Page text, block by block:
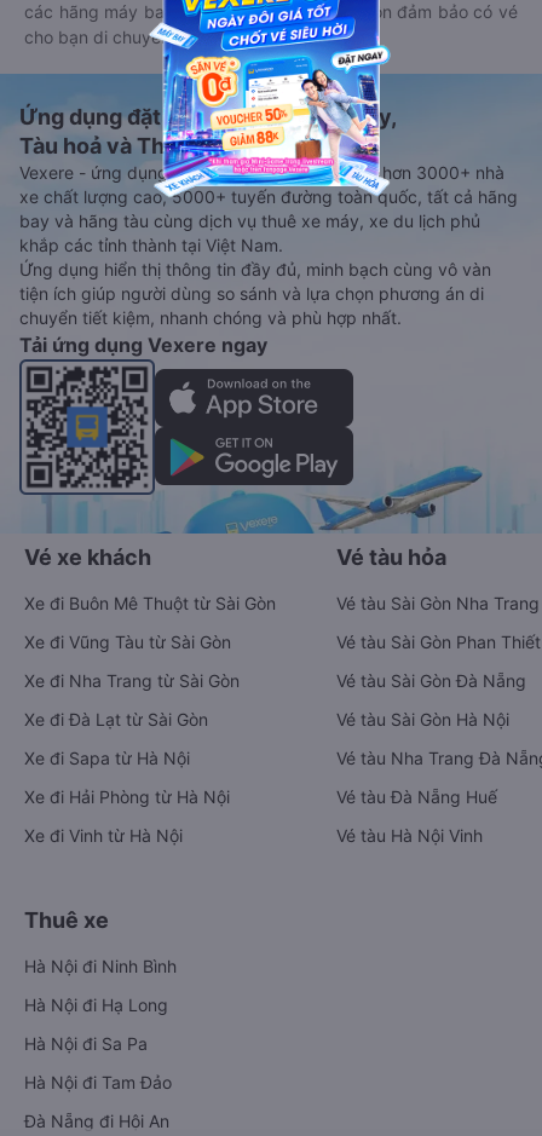
các hãng máy bay, xe khách và tàu hoả, luôn đảm bảo có vé
cho bạn di chuyển.
Ứng dụng đặt vé Xe khách, Máy bay,
Tàu hoả và Thuê xe
Vexere - ứng dụng đặt vé đa phương tiện với hơn 3000+ nhà
xe chất lượng cao, 5000+ tuyến đường toàn quốc, tất cả hãng
bay và hãng tàu cùng dịch vụ thuê xe máy, xe du lịch phủ
khắp các tỉnh thành tại Việt Nam.
Ứng dụng hiển thị thông tin đầy đủ, minh bạch cùng vô vàn
tiện ích giúp người dùng so sánh và lựa chọn phương án di
chuyển tiết kiệm, nhanh chóng và phù hợp nhất.
Tải ứng dụng Vexere ngay
Vé xe khách
Xe đi Buôn Mê Thuột từ Sài Gòn
Xe đi Vũng Tàu từ Sài Gòn
Xe đi Nha Trang từ Sài Gòn
Xe đi Đà Lạt từ Sài Gòn
Xe đi Sapa từ Hà Nội
Xe đi Hải Phòng từ Hà Nội
Xe đi Vinh từ Hà Nội
Vé tàu hỏa
Vé tàu Sài Gòn Nha Trang
Vé tàu Sài Gòn Phan Thiết
Vé tàu Sài Gòn Đà Nẵng
Vé tàu Sài Gòn Hà Nội
Vé tàu Nha Trang Đà
Vé tàu Đà Nẵng Huế
Vé tàu Hà Nội Vinh
Thuê xe
Hà Nội đi Ninh Bình
Hà Nội đi Hạ Long
Hà Nội đi Sa Pa
Hà Nội đi Tam Đảo
Đà Nẵng đi Hội An